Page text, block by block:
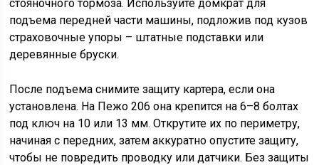
стояночного тормоза. Используйте домкрат для
подъема передней части машины, подложив под кузов
страховочные упоры – штатные подставки или
деревянные бруски.
После подъема снимите защиту картера, если она
установлена. На Пежо 206 она крепится на 6–8 болтах
под ключ на 10 или 13 мм. Открутите их по периметру,
начиная с передних, затем аккуратно опустите защиту,
чтобы не повредить проводку или датчики. Без защиты